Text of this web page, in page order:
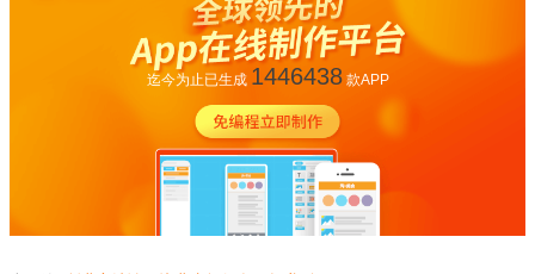
迄今为止已生成 1446438款APP